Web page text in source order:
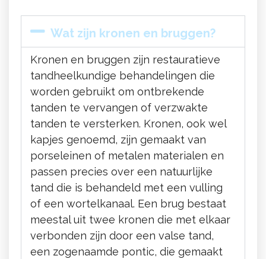
Wat zijn kronen en bruggen?
Kronen en bruggen zijn restauratieve
tandheelkundige behandelingen die
worden gebruikt om ontbrekende
tanden te vervangen of verzwakte
tanden te versterken. Kronen, ook wel
kapjes genoemd, zijn gemaakt van
porseleinen of metalen materialen en
passen precies over een natuurlijke
tand die is behandeld met een vulling
of een wortelkanaal. Een brug bestaat
meestal uit twee kronen die met elkaar
verbonden zijn door een valse tand,
een zogenaamde pontic, die gemaakt